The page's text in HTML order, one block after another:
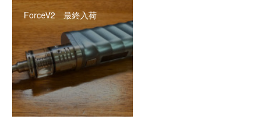
ForceV2 最終入荷